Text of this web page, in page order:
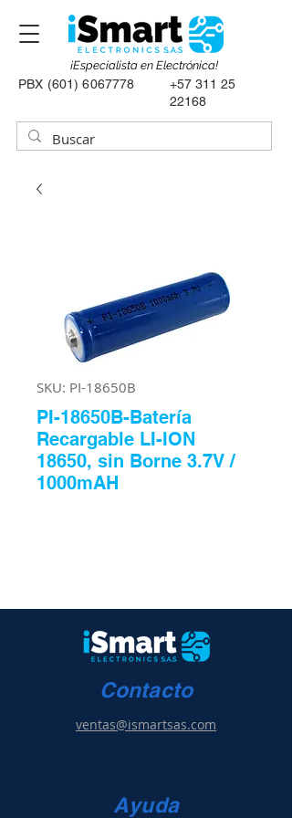
PBX (601) 6067778
+57 311 25
22168
¡Especialista en Electrónica!
SKU: PI-18650B
PI-18650B-Batería
Recargable LI-ION
18650, sin Borne 3.7V /
1000mAH
Contacto
ventas@ismartsas.com
Ayuda